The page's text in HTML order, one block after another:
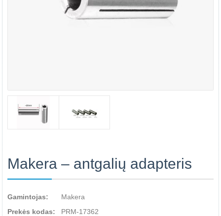
Makera – antgalių adapteris
Gamintojas:
Makera
Prekės kodas:
PRM-17362